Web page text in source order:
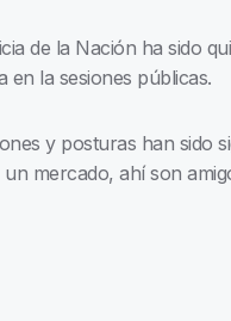
de la Nación ha sido
en la sesiones públicas.
y posturas han sido
mercado, ahí son